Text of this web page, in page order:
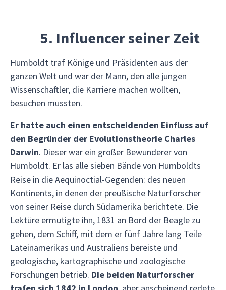
5. Influencer seiner Zeit
Humboldt traf Könige und Präsidenten aus der
ganzen Welt und war der Mann, den alle jungen
Wissenschaftler, die Karriere machen wollten,
besuchen mussten.
Er hatte auch einen entscheidenden Einfluss auf
den Begründer der Evolutionstheorie Charles
Darwin. Dieser war ein großer Bewunderer von
Humboldt. Er las alle sieben Bände von Humboldts
Reise in die Aequinoctial-Gegenden: des neuen
Kontinents, in denen der preußische Naturforscher
von seiner Reise durch Südamerika berichtete. Die
Lektüre ermutigte ihn, 1831 an Bord der Beagle zu
gehen, dem Schiff, mit dem er fünf Jahre lang Teile
Lateinamerikas und Australiens bereiste und
geologische, kartographische und zoologische
Forschungen betrieb. Die beiden Naturforscher